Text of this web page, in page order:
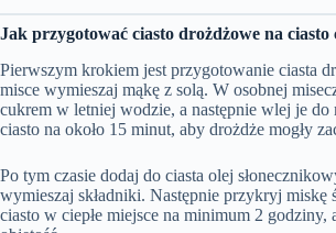
Jak przygotować ciasto drożdżowe na ciasto
Pierwszym krokiem jest przygotowanie ciasta
misce wymieszaj mąkę z solą. W osobnej
cukrem w letniej wodzie, a następnie wlej je do
ciasto na około 15 minut, aby drożdże mogły
Po tym czasie dodaj do ciasta olej
wymieszaj składniki. Następnie przykryj miskę
ciasto w ciepłe miejsce na minimum 2 godziny,